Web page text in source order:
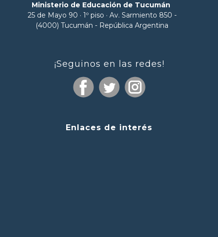
Ministerio de Educación de Tucumán
25 de Mayo 90 · 1º piso · Av. Sarmiento 850 -
(4000) Tucumán - República Argentina
¡Seguinos en las redes!
Enlaces de interés